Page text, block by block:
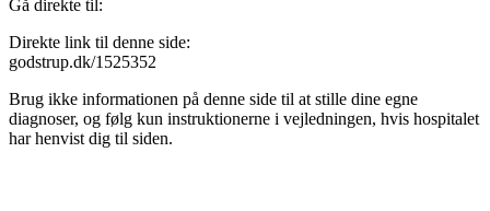
Gå direkte til:
Direkte link til denne side:
godstrup.dk/1525352
Brug ikke informationen på denne side til at stille dine egne
diagnoser, og følg kun instruktionerne i vejledningen, hvis hospitalet
har henvist dig til siden.